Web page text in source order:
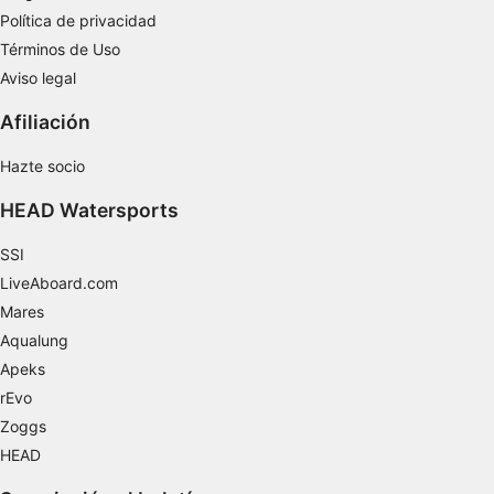
Política de privacidad
Términos de Uso
Aviso legal
Afiliación
Hazte socio
HEAD Watersports
SSI
LiveAboard.com
Mares
Aqualung
Apeks
rEvo
Zoggs
HEAD